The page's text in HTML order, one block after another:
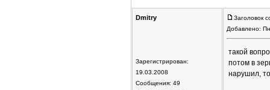
Dmitry
Зарегистрирован:
19.03.2008
Сообщения: 49
Заголовок
Добавлено:
такой
потом в
нарушил,